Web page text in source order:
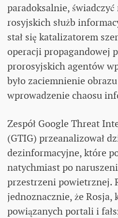
paradoksalnie,
rosyjskich służb
stał się katalizatorem
operacji propagandowej
prorosyjskich agentów
było zaciemnienie
wprowadzenie chaosu
Zespół Google Threat
(GTIG) przeanalizował
dezinformacyjne, które
natychmiast po
przestrzeni powietrznej.
jednoznacznie, że Rosja,
powiązanych portali i